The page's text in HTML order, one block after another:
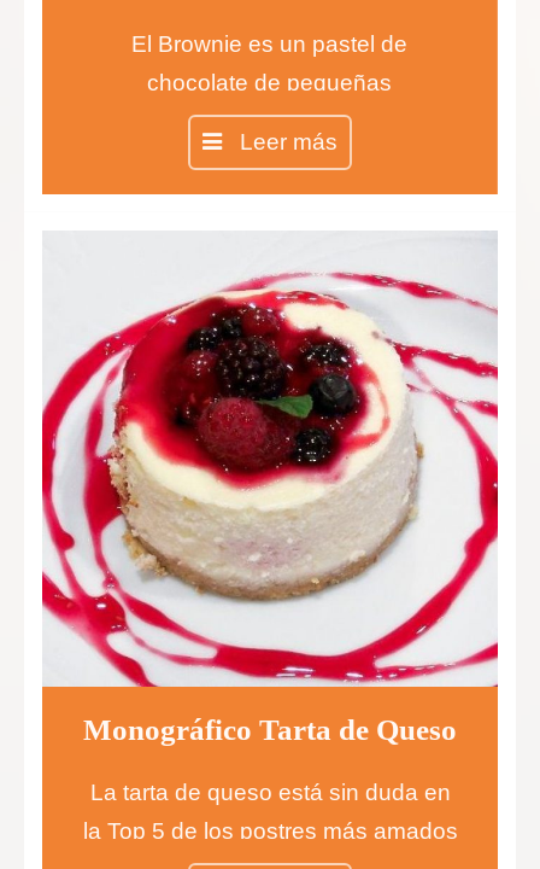
El Brownie es un pastel de
chocolate de pequeñas
dimensiones, como un bizcocho
bastante denso.
Leer más
Monográfico Tarta de Queso
La tarta de queso está sin duda en
la Top 5 de los postres más amados